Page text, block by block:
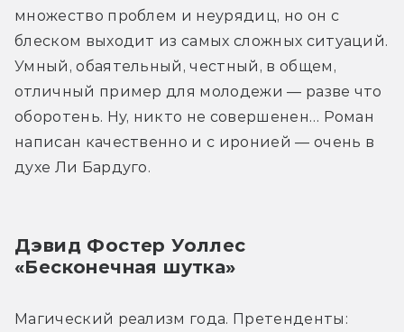
множество проблем и неурядиц, но он с
блеском выходит из самых сложных ситуаций.
Умный, обаятельный, честный, в общем,
отличный пример для молодежи — разве что
оборотень. Ну, никто не совершенен… Роман
написан качественно и с иронией — очень в
духе Ли Бардуго.
Дэвид Фостер Уоллес
«Бесконечная шутка»
Магический реализм года. Претенденты: